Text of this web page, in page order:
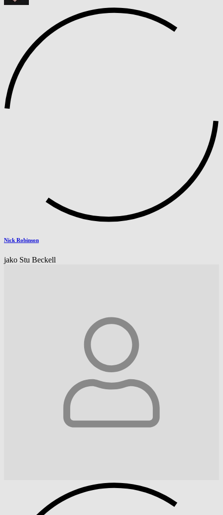
Nick Robinson
jako Stu Beckell